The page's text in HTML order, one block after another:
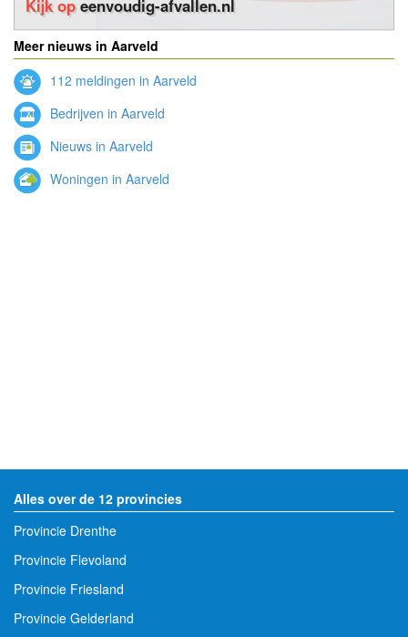
Kijk opeenvoudig-afvallen.nl
Meer nieuws in Aarveld
112 meldingen in Aarveld
Bedrijven in Aarveld
Nieuws in Aarveld
Woningen in Aarveld
Alles over de 12 provincies
Provincie Drenthe
Provincie Flevoland
Provincie Friesland
Provincie Gelderland